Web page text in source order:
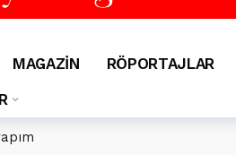
MAGAZİN RÖPORTAJLAR